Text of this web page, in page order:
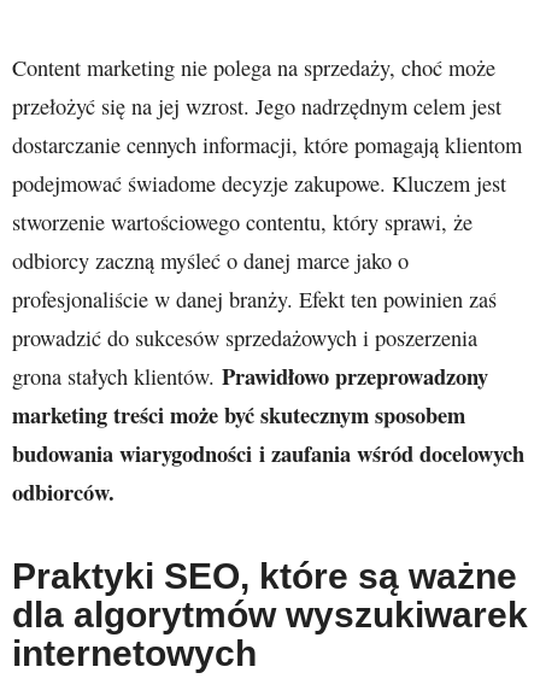
Content marketing nie polega na sprzedaży, choć może
przełożyć się na jej wzrost. Jego nadrzędnym celem jest
dostarczanie cennych informacji, które pomagają klientom
podejmować świadome decyzje zakupowe. Kluczem jest
stworzenie wartościowego contentu, który sprawi, że
odbiorcy zaczną myśleć o danej marce jako o
profesjonaliście w danej branży. Efekt ten powinien zaś
prowadzić do sukcesów sprzedażowych i poszerzenia
grona stałych klientów. Prawidłowo przeprowadzony
marketing treści może być skutecznym sposobem
budowania wiarygodności i zaufania wśród docelowych
odbiorców.
Praktyki SEO, które są ważne
dla algorytmów wyszukiwarek
internetowych